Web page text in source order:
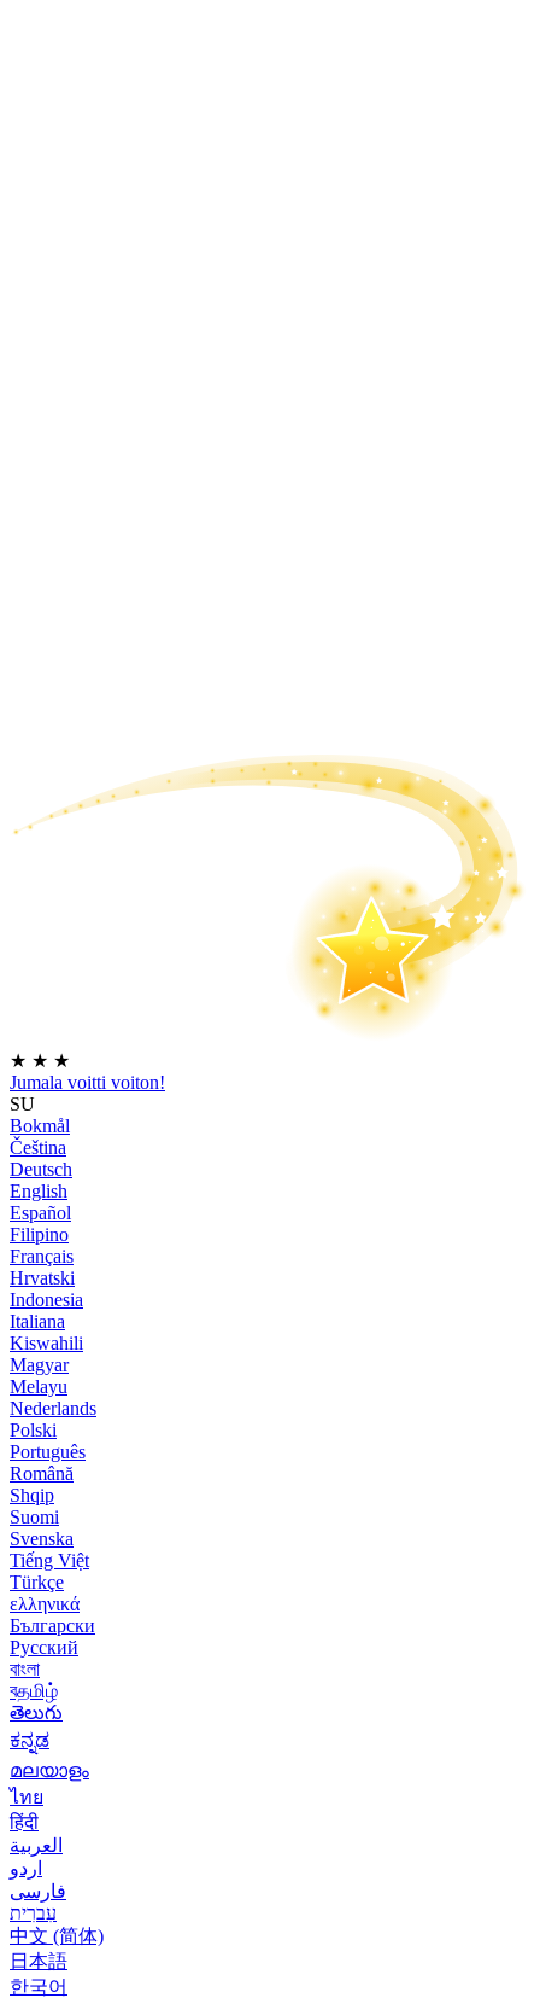
★ ★ ★
Jumala voitti voiton!
SU
Bokmål
Čeština
Deutsch
English
Español
Filipino
Français
Hrvatski
Indonesia
Italiana
Kiswahili
Magyar
Melayu
Nederlands
Polski
Português
Română
Shqip
Suomi
Svenska
Tiếng Việt
Türkçe
ελληνικά
Български
Русский
বাংলা
বதமிழ்
తెలుగు
ಕನ್ನಡ
മലയാളം
ไทย
हिंदी
العربية
اردو
فارسی
עִברִית
中文 (简体)
日本語
한국어